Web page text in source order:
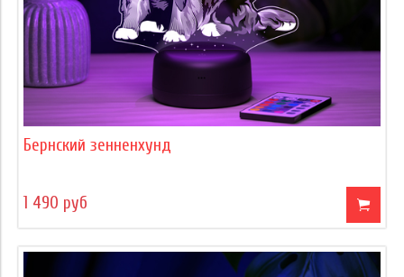
Бернский зенненхунд
1 490 руб